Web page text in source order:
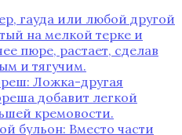
гауда или любой другой
на мелкой терке и
пюре‚ растает‚ сделав
и тягучим.
Ложка-другая
добавит легкой
кремовости.
бульон: Вместо части